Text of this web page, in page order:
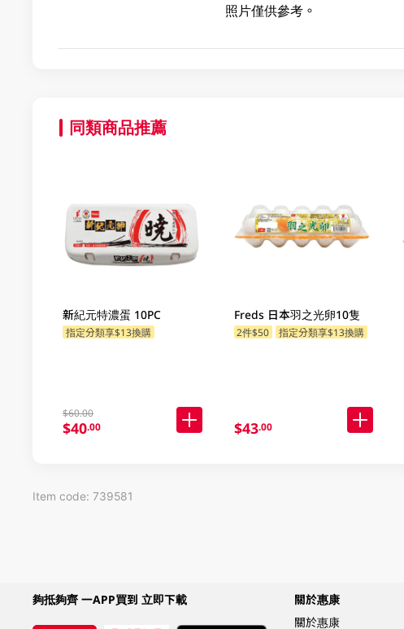
照片僅供參考。
同類商品推薦
新紀元特濃蛋 10PC
指定分類享$13換購
$60.00
$40.00
Freds 日本羽之光卵10隻
2件$50 指定分類享$13換購
$43.00
Item code: 739581
夠抵夠齊 一APP買到 立即下載
關於惠康
關於惠康